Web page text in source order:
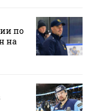
по
на